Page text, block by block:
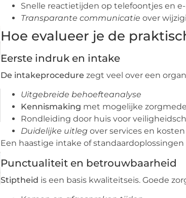
Snelle reactietijden op telefoontjes en
Transparante communicatie over
Hoe evalueer je de
Eerste indruk en intake
De intakeprocedure zegt veel over een
Uitgebreide behoefteanalyse
Kennismaking met mogelijke
Rondleiding door huis voor
Duidelijke uitleg over services en kosten
Een haastige intake of standaardoplossingen
Punctualiteit en betrouwbaarheid
Stiptheid is een basis kwaliteitseis. Goede